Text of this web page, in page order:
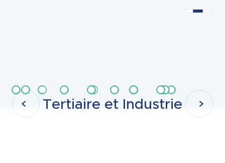
Tertiaire et Industrie